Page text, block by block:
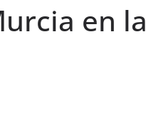
en la